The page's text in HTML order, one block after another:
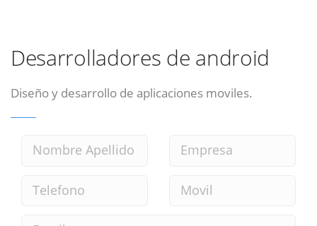
Desarrolladores de android
Diseño y desarrollo de aplicaciones moviles.